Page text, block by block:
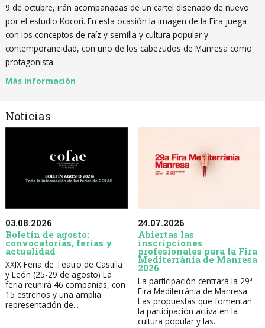
9 de octubre, irán acompañadas de un cartel diseñado de nuevo
por el estudio Kocori. En esta ocasión la imagen de la Fira juega
con los conceptos de raíz y semilla y cultura popular y
contemporaneidad, con uno de los cabezudos de Manresa como
protagonista.
Más información
Noticias
03.08.2026
Boletín de agosto:
convocatorias, ferias y
actualidad
XXIX Feria de Teatro de Castilla
y León (25-29 de agosto) La
feria reunirá 46 compañías, con
15 estrenos y una amplia
representación de...
24.07.2026
Abiertas las
inscripciones
profesionales para la Fira
Mediterrània de Manresa
2026
La participación centrará la 29ª
Fira Mediterrània de Manresa
Las propuestas que fomentan
la participación activa en la
cultura popular y las...